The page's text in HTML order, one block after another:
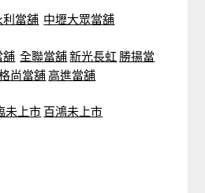
利當舖 中壢大眾當舖
舖 全聯當舖新光長虹 勝揚當
尚當舖高進當舖
未上市 百鴻未上市